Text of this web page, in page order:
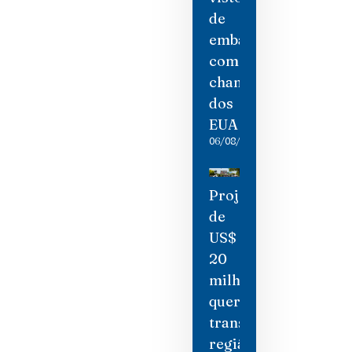
de
embaixadora
como
chantagem
dos
EUA
06/08/2026
Projeto
de
US$
20
milhões
quer
transformar
região